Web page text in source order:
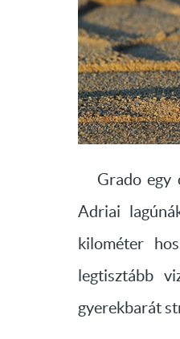
Grado egy
Adriai
kilométer
legtisztább
gyerekbarát